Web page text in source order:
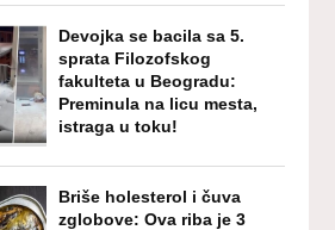
Devojka se bacila sa 5.
sprata Filozofskog
fakulteta u Beogradu:
Preminula na licu mesta,
istraga u toku!
Briše holesterol i čuva
zglobove: Ova riba je 3